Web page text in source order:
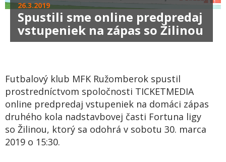
26.3.2019
Spustili sme online predpredaj
vstupeniek na zápas so Žilinou
Futbalový klub MFK Ružomberok spustil
prostredníctvom spoločnosti TICKETMEDIA
online predpredaj vstupeniek na domáci zápas
druhého kola nadstavbovej časti Fortuna ligy
so Žilinou, ktorý sa odohrá v sobotu 30. marca
2019 o 15:30.